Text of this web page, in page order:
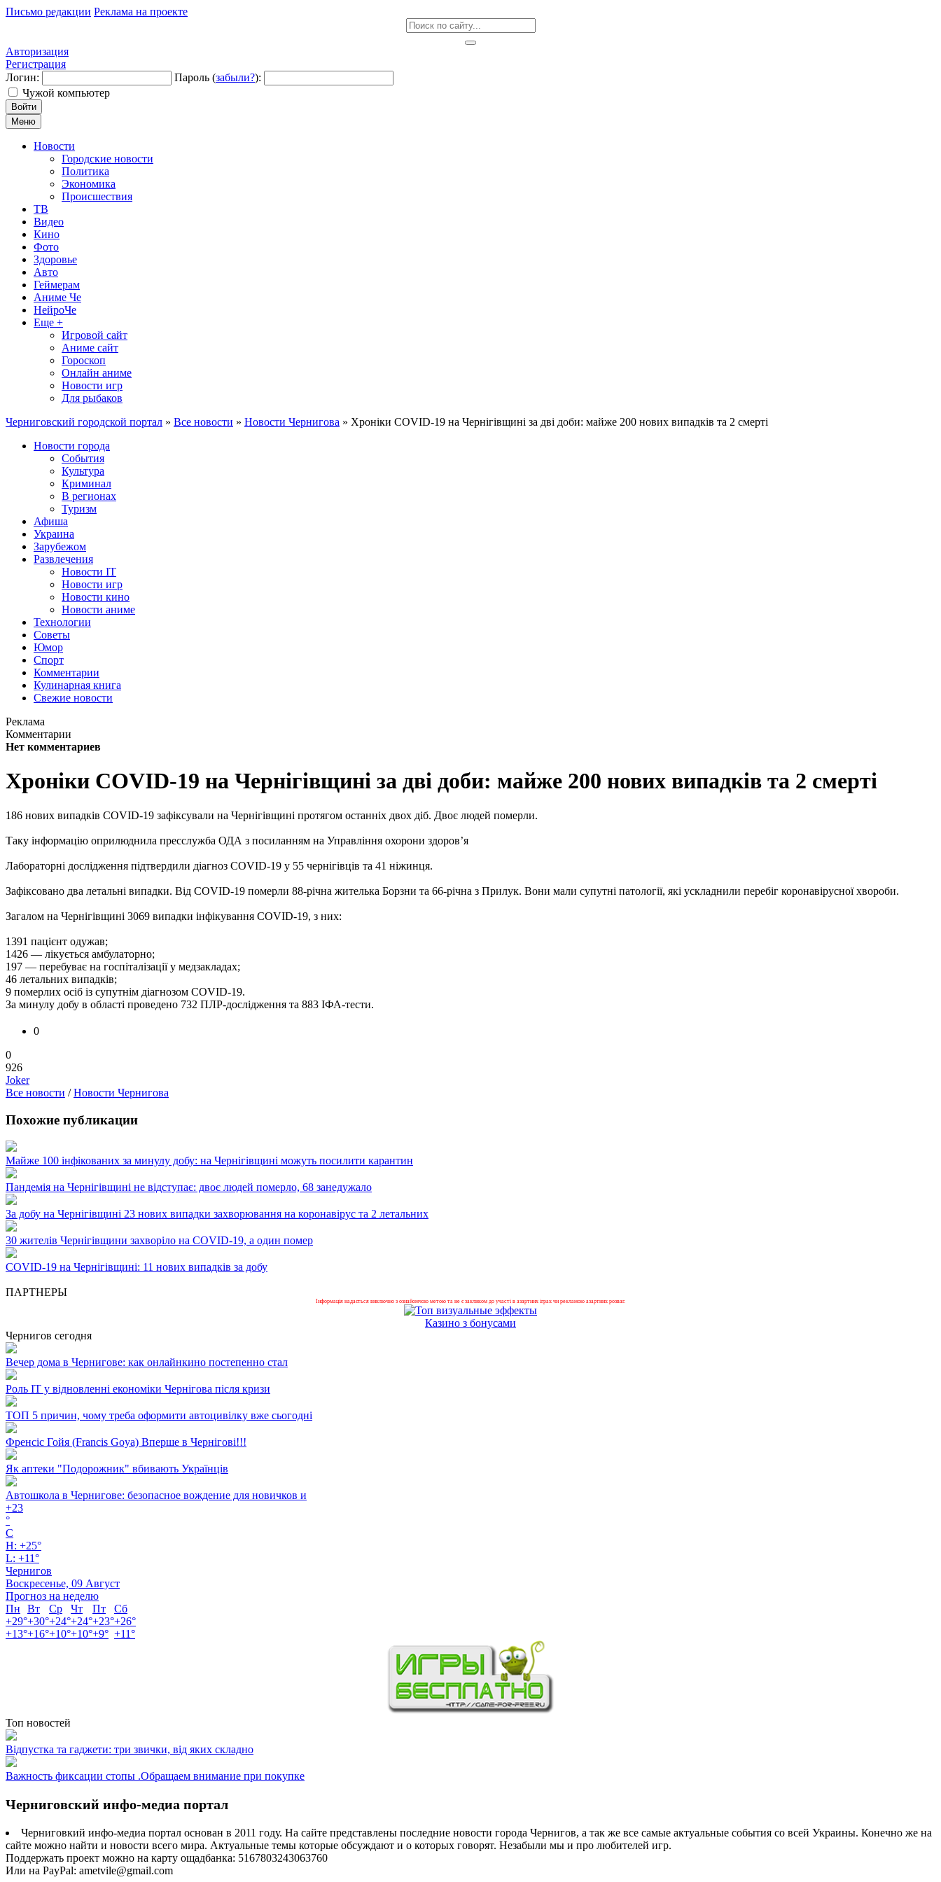
Письмо редакции Реклама на проекте
Авторизация
Регистрация
Логин:
Пароль (забыли?):
Чужой компьютер
Войти
Меню
Новости
Городские новости
Политика
Экономика
Происшествия
ТВ
Видео
Кино
Фото
Здоровье
Авто
Геймерам
Аниме Че
НейроЧе
Еще +
Игровой сайт
Аниме сайт
Гороскоп
Онлайн аниме
Новости игр
Для рыбаков
Черниговский городской портал » Все новости » Новости Чернигова » Хроніки COVID-19 на Чернігівщині за дві доби: майже 200 нових випадків та 2 смерті
Новости города
События
Культура
Криминал
В регионах
Туризм
Афиша
Украина
Зарубежом
Развлечения
Новости IT
Новости игр
Новости кино
Новости аниме
Технологии
Советы
Юмор
Спорт
Комментарии
Кулинарная книга
Свежие новости
Реклама
Комментарии
Нет комментариев
Хроніки COVID-19 на Чернігівщині за дві доби: майже 200 нових випадків та 2 смерті
186 нових випадків COVID-19 зафіксували на Чернігівщині протягом останніх двох діб. Двоє людей померли.
Таку інформацію оприлюднила пресслужба ОДА з посиланням на Управління охорони здоров’я
Лабораторні дослідження підтвердили діагноз COVID-19 у 55 чернігівців та 41 ніжинця.
Зафіксовано два летальні випадки. Від COVID-19 померли 88-річна жителька Борзни та 66-річна з Прилук. Вони мали супутні патології, які ускладнили перебіг коронавірусної хвороби.
Загалом на Чернігівщині 3069 випадки інфікування COVID-19, з них:
1391 пацієнт одужав;
1426 — лікується амбулаторно;
197 — перебуває на госпіталізації у медзакладах;
46 летальних випадків;
9 померлих осіб із супутнім діагнозом COVID-19.
За минулу добу в області проведено 732 ПЛР-дослідження та 883 ІФА-тести.
0
0
926
Joker
Все новости /Новости Чернигова
Похожие публикации
Майже 100 інфікованих за минулу добу: на Чернігівщині можуть посилити карантин
Пандемія на Чернігівщині не відступає: двоє людей померло, 68 занедужало
За добу на Чернігівщині 23 нових випадки захворювання на коронавірус та 2 летальних
30 жителів Чернігівщини захворіло на COVID-19, а один помер
COVID-19 на Чернігівщині: 11 нових випадків за добу
ПАРТНЕРЫ
Інформація надається виключно з ознайомчою метою та не є закликом до участі в азартних іграх чи рекламою азартних розваг.
Казино з бонусами
Чернигов сегодня
Вечер дома в Чернигове: как онлайнкино постепенно стал
Роль ІТ у відновленні економіки Чернігова після кризи
ТОП 5 причин, чому треба оформити автоцивілку вже сьогодні
Френсіс Гойя (Francis Goya) Вперше в Чернігові!!!
Як аптеки "Подорожник" вбивають Українців
Автошкола в Чернигове: безопасное вождение для новичков и
+23
°
C
H: +25°
L: +11°
Чернигов
Воскресенье, 09 Август
Прогноз на неделю
Пн
Вт Ср Чт Пт
Сб
+29°+30°+24°+24°+23°+26°
+13°+16°+10°+10°+9° +11°
Топ новостей
Відпустка та гаджети: три звички, від яких складно
Важность фиксации стопы .Обращаем внимание при покупке
Черниговский инфо-медиа портал
Черниговкий инфо-медиа портал основан в 2011 году. На сайте представлены последние новости города Чернигов, а так же все самые актуальные события со всей Украины. Конечно же на
сайте можно найти и новости всего мира. Актуальные темы которые обсуждают и о которых говорят. Незабыли мы и про любителей игр.
Поддержать проект можно на карту ощадбанка: 5167803243063760
Или на PayPal: ametvile@gmail.com